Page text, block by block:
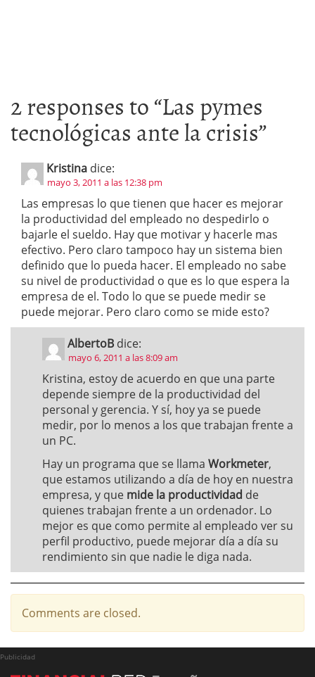
2 responses to “Las pymes
tecnológicas ante la crisis”
Kristina dice:
mayo 3, 2011 a las 12:38 pm
Las empresas lo que tienen que hacer es mejorar
la productividad del empleado no despedirlo o
bajarle el sueldo. Hay que motivar y hacerle mas
efectivo. Pero claro tampoco hay un sistema bien
definido que lo pueda hacer. El empleado no sabe
su nivel de productividad o que es lo que espera la
empresa de el. Todo lo que se puede medir se
puede mejorar. Pero claro como se mide esto?
AlbertoB dice:
mayo 6, 2011 a las 8:09 am
Kristina, estoy de acuerdo en que una parte
depende siempre de la productividad del
personal y gerencia. Y sí, hoy ya se puede
medir, por lo menos a los que trabajan frente a
un PC.
Hay un programa que se llama Workmeter,
que estamos utilizando a día de hoy en nuestra
empresa, y que mide la productividad de
quienes trabajan frente a un ordenador. Lo
mejor es que como permite al empleado ver su
perfil productivo, puede mejorar día a día su
rendimiento sin que nadie le diga nada.
Comments are closed.
Publicidad